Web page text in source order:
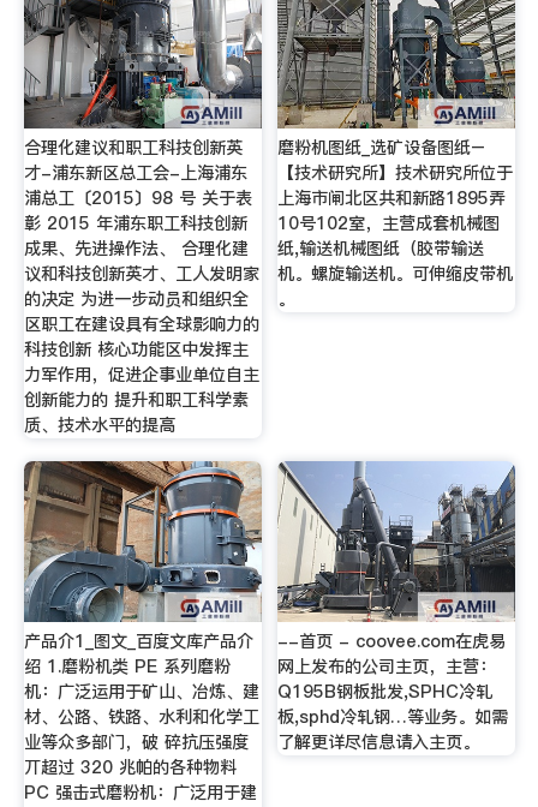
合理化建议和职工科技创新英
才-浦东新区总工会-上海浦东
浦总工〔2015〕98 号 关于表
彰 2015 年浦东职工科技创新
成果、先进操作法、 合理化建
议和科技创新英才、工人发明家
的决定 为进一步动员和组织全
区职工在建设具有全球影响力的
科技创新 核心功能区中发挥主
力军作用，促进企事业单位自主
创新能力的 提升和职工科学素
质、技术水平的提高
磨粉机图纸_选矿设备图纸–
【技术研究所】技术研究所位于
上海市闸北区共和新路1895弄
10号102室，主营成套机械图
纸,输送机械图纸（胶带输送
机。螺旋输送机。可伸缩皮带机
。
产品介1_图文_百度文库产品介
绍 1.磨粉机类 PE 系列磨粉
机：广泛运用于矿山、冶炼、建
材、公路、铁路、水利和化学工
业等众多部门，破 碎抗压强度
丌超过 320 兆帕的各种物料
PC 强击式磨粉机：广泛用于建
--首页 - coovee.com在虎易
网上发布的公司主页，主营：
Q195B钢板批发,SPHC冷轧
板,sphd冷轧钢…等业务。如需
了解更详尽信息请入主页。